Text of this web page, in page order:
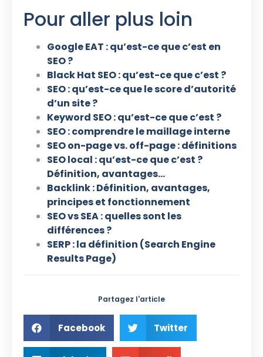
Pour aller plus loin
Google EAT : qu’est-ce que c’est en
SEO ?
Black Hat SEO : qu’est-ce que c’est ?
SEO : qu’est-ce que le score d’autorité
d’un site ?
Keyword SEO : qu’est-ce que c’est ?
SEO : comprendre le maillage interne
SEO on-page vs. off-page : définitions
SEO local : qu’est-ce que c’est ?
Définition, avantages…
Backlink : Définition, avantages,
principes et fonctionnement
SEO vs SEA : quelles sont les
différences ?
SERP : la définition (Search Engine
Results Page)
Partagez l'article
Facebook Twitter